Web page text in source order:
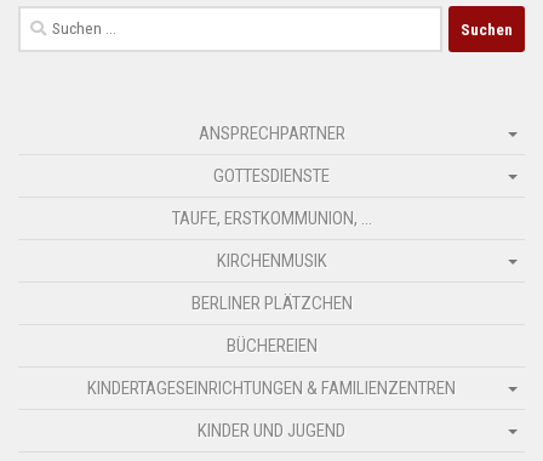
Suchen
nach:
ANSPRECHPARTNER
GOTTESDIENSTE
TAUFE, ERSTKOMMUNION, …
KIRCHENMUSIK
BERLINER PLÄTZCHEN
BÜCHEREIEN
KINDERTAGESEINRICHTUNGEN & FAMILIENZENTREN
KINDER UND JUGEND